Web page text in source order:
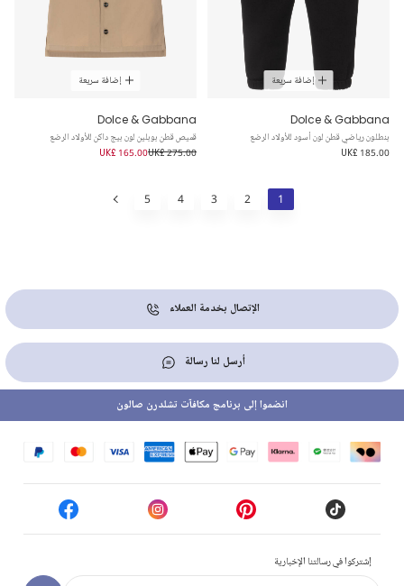
إضافة سريعة
Dolce & Gabbana
بنطلون رياضي قطن لون أسود للأولاد الرضع
UK£ 185.00
إضافة سريعة
Dolce & Gabbana
قميص قطن بوبلين لون بيج داكن للأولاد الرضع
UK£ 275.00
UK£ 165.00
1
2
3
4
5
الإتصال بخدمة العملاء
أرسل لنا رسالة
إشتركوا في رسالتنا الإخبارية
انضموا إلى برنامج مكافآت تشلدرن صالون